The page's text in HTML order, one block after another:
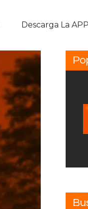
Descarga La APP